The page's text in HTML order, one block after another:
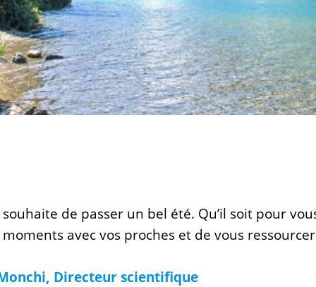
de passer un bel été. Qu’il soit pour
avec vos proches et de vous
Directeur scientifique